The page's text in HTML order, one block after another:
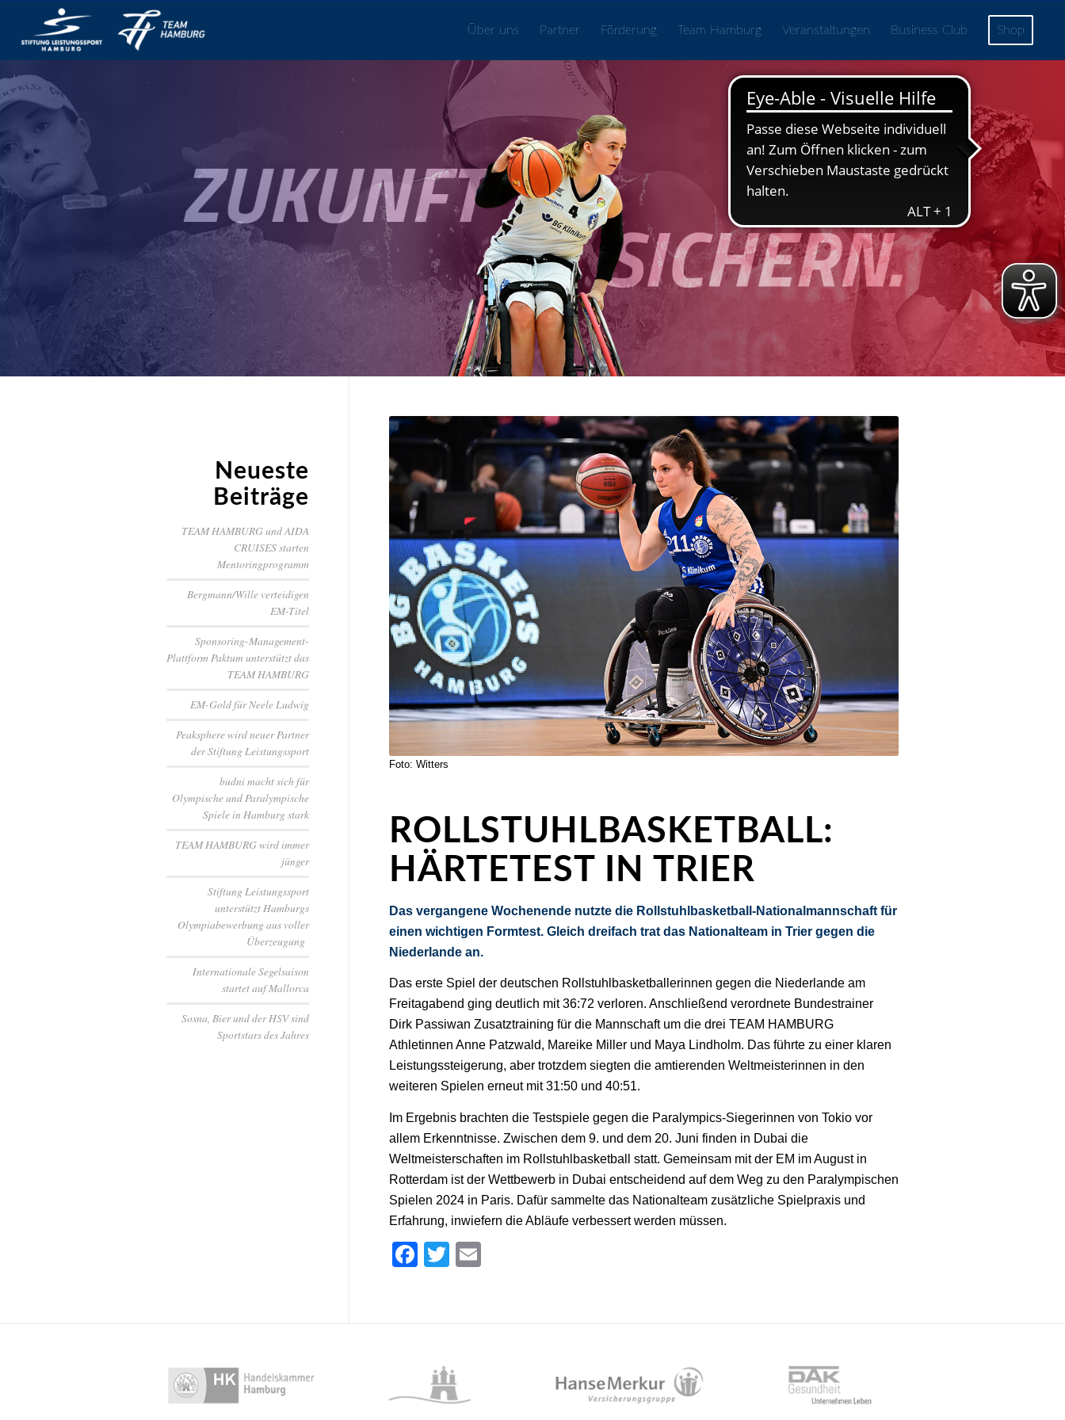
Über uns Partner Förderung Team Hamburg Veranstaltungen Business Club Shop
Foto: Witters
ROLLSTUHLBASKETBALL:
HÄRTETEST IN TRIER
Das vergangene Wochenende nutzte die Rollstuhlbasketball-Nationalmannschaft für
einen wichtigen Formtest. Gleich dreifach trat das Nationalteam in Trier gegen die
Niederlande an.
Das erste Spiel der deutschen Rollstuhlbasketballerinnen gegen die Niederlande am
Freitagabend ging deutlich mit 36:72 verloren. Anschließend verordnete Bundestrainer
Dirk Passiwan Zusatztraining für die Mannschaft um die drei TEAM HAMBURG
Athletinnen Anne Patzwald, Mareike Miller und Maya Lindholm. Das führte zu einer klaren
Leistungssteigerung, aber trotzdem siegten die amtierenden Weltmeisterinnen in den
weiteren Spielen erneut mit 31:50 und 40:51.
Im Ergebnis brachten die Testspiele gegen die Paralympics-Siegerinnen von Tokio vor
allem Erkenntnisse. Zwischen dem 9. und dem 20. Juni finden in Dubai die
Weltmeisterschaften im Rollstuhlbasketball statt. Gemeinsam mit der EM im August in
Rotterdam ist der Wettbewerb in Dubai entscheidend auf dem Weg zu den Paralympischen
Spielen 2024 in Paris. Dafür sammelte das Nationalteam zusätzliche Spielpraxis und
Erfahrung, inwiefern die Abläufe verbessert werden müssen.
Facebook
Twitter
Neueste
Beiträge
TEAM HAMBURG und AIDA
CRUISES starten
Mentoringprogramm
Bergmann/Wille verteidigen
EM-Titel
Sponsoring-Management-
Plattform Paktum unterstützt das
TEAM HAMBURG
EM-Gold für Neele Ludwig
Peaksphere wird neuer Partner
der Stiftung Leistungssport
budni macht sich für
Olympische und Paralympische
Spiele in Hamburg stark
TEAM HAMBURG wird immer
jünger
Stiftung Leistungssport
unterstützt Hamburgs
Olympiabewerbung aus voller
Überzeugung
Internationale Segelsaison
startet auf Mallorca
Sosna, Bier und der HSV sind
Sportstars des Jahres